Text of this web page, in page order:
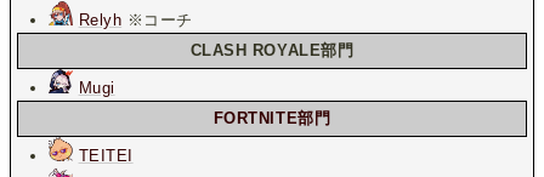
Relyh ※コーチ
CLASH ROYALE部門
Mugi
FORTNITE部門
TEITEI